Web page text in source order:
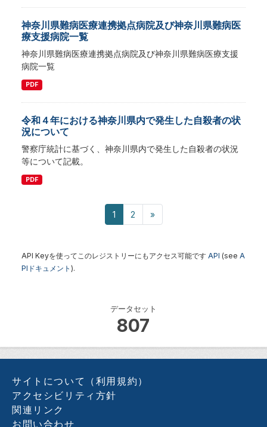
データセット
807
神奈川県難病医療連携拠点病院及び神奈川県難病医
療支援病院一覧
神奈川県難病医療連携拠点病院及び神奈川県難病医療支援
病院一覧
PDF
令和４年における神奈川県内で発生した自殺者の状
況について
警察庁統計に基づく、神奈川県内で発生した自殺者の状況
等について記載。
PDF
1 2 »
API Keyを使ってこのレジストリーにもアクセス可能です API (see A
PIドキュメント ).
サイトについて（利用規約）
アクセシビリティ方針
関連リンク
お問い合わせ